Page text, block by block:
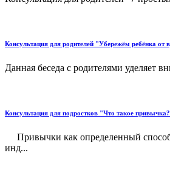
Консультация для родителей "Убережём ребёнка от
Данная беседа с родителями уделяет
Консультация для подростков "Что такое
Привычки как определенный способ
инд...